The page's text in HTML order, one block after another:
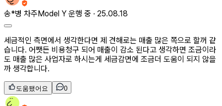
송*병 차주Model Y 운행 중 · 25.08.18
세금적인 측면에서 생각한다면 제 견해로는 매출 많은 쪽으로 할꺼 같
습니다. 어쨋든 비용청구 되어 매출이 감소 된다고 생각하면 조금이라
도 매출 많은 사업자로 하시는게 세금감면에 조금더 도움이 되지 않을
까 생각합니다.
도움됐어요 0